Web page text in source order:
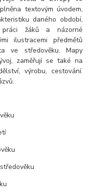
textovým úvodem,
daného období,
žáků a názorné
ilustracemi předmětů
ve středověku. Mapy
zaměřují se také na
výrobu, cestování.